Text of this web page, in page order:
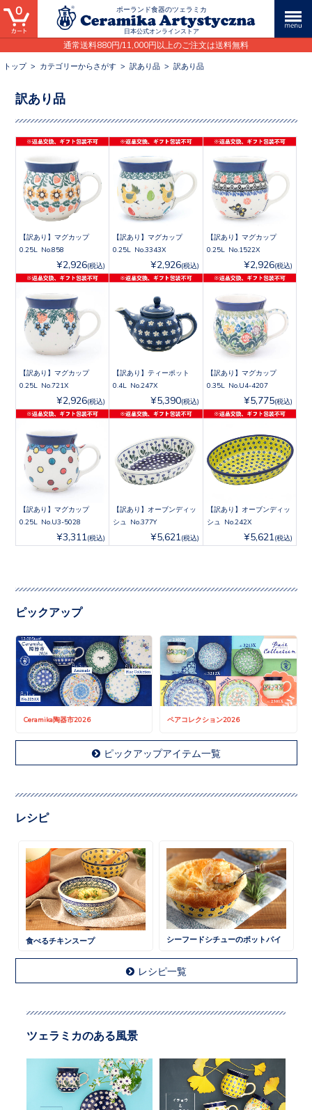
ポーランド食器のツェラミカ
日本公式オンラインストア
通常送料880円/11,000円以上のご注文は送料無料
0
トップ> カテゴリーからさがす > 訳あり品 > 訳あり品
訳あり品
【訳あり】マグカップ
0.25L No.858
¥2,926(税込)
【訳あり】マグカップ
0.25L No.3343X
¥2,926(税込)
【訳あり】マグカップ
0.25L No.1522X
¥2,926(税込)
【訳あり】マグカップ
0.25L No.721X
¥2,926(税込)
【訳あり】ティーポット
0.4L No.247X
¥5,390(税込)
【訳あり】マグカップ
0.35L No.U4-4207
¥5,775(税込)
【訳あり】マグカップ
0.25L No.U3-5028
¥3,311 (税込)
【訳あり】オーブンディッ
シュ No.377Y
¥5,621 (税込)
【訳あり】オーブンディッ
シュ No.242X
¥5,621 (税込)
ピックアップ
Ceramika陶器市2026 ペアコレクション2026
ピックアップアイテム一覧
レシピ
食べるチキンスープ シーフードシチューのポットパイ
レシピ一覧
ツェラミカのある風景